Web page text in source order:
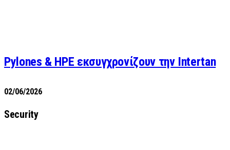
Pylones & HPE εκσυγχρονίζουν την Intertan
02/06/2026
Security